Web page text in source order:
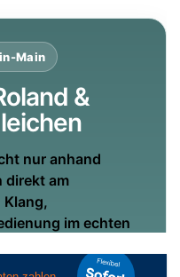
Main
&
nur anhand
direkt am
im echten